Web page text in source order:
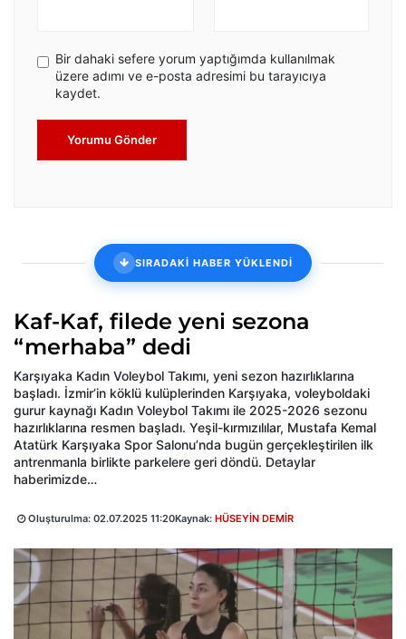
Bir dahaki sefere yorum yaptığımda kullanılmak
üzere adımı ve e-posta adresimi bu tarayıcıya
kaydet.
Yorumu Gönder
SIRADAKİ HABER YÜKLENDİ
Kaf-Kaf, filede yeni sezona
“merhaba” dedi
Karşıyaka Kadın Voleybol Takımı, yeni sezon hazırlıklarına
başladı. İzmir’in köklü kulüplerinden Karşıyaka, voleyboldaki
gurur kaynağı Kadın Voleybol Takımı ile 2025-2026 sezonu
hazırlıklarına resmen başladı. Yeşil-kırmızılılar, Mustafa Kemal
Atatürk Karşıyaka Spor Salonu’nda bugün gerçekleştirilen ilk
antrenmanla birlikte parkelere geri döndü. Detaylar
haberimizde…
Oluşturulma: 02.07.2025 11:20Kaynak: HÜSEYİN DEMİR